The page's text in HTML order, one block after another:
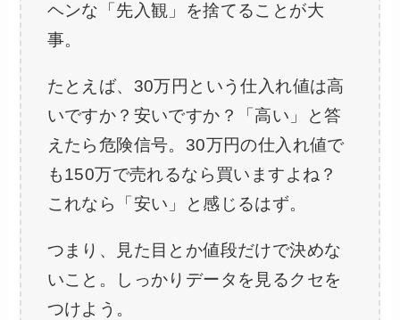
ヘンな「先入観」を捨てることが大
事。
たとえば、30万円という仕入れ値は高
いですか？安いですか？「高い」と答
えたら危険信号。30万円の仕入れ値で
も150万で売れるなら買いますよね？
これなら「安い」と感じるはず。
つまり、見た目とか値段だけで決めな
いこと。しっかりデータを見るクセを
つけよう。